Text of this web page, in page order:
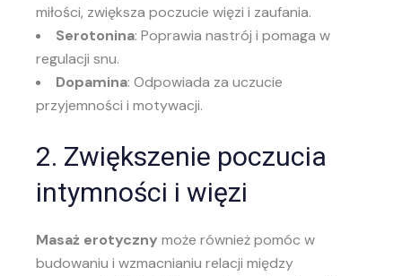
miłości, zwiększa poczucie więzi i zaufania.
Serotonina: Poprawia nastrój i pomaga w
regulacji snu.
Dopamina: Odpowiada za uczucie
przyjemności i motywacji.
2. Zwiększenie poczucia
intymności i więzi
Masaż erotyczny może również pomóc w
budowaniu i wzmacnianiu relacji między